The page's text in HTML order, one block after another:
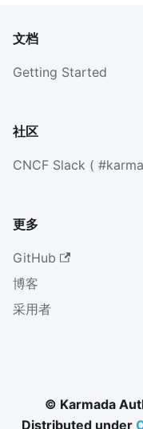
文档
Getting Started
社区
CNCF Slack (
更多
GitHub
博客
采用者
© Karmada
Distributed under